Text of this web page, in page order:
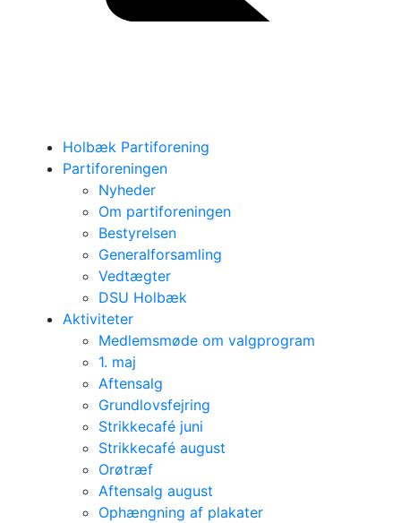
Holbæk Partiforening
Partiforeningen
Nyheder
Om partiforeningen
Bestyrelsen
Generalforsamling
Vedtægter
DSU Holbæk
Aktiviteter
Medlemsmøde om valgprogram
1. maj
Aftensalg
Grundlovsfejring
Strikkecafé juni
Strikkecafé august
Orøtræf
Aftensalg august
Ophængning af plakater